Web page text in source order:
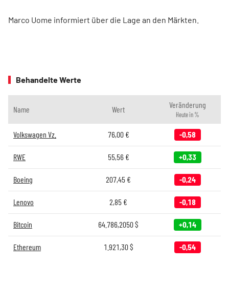
Marco Uome informiert über die Lage an den Märkten.
Behandelte Werte
Name Wert Veränderung
Heute in %
Volkswagen Vz. 76,00€ -0,58
RWE 55,56€ +0,33
Boeing 207,45 € -0,24
Lenovo 2,85 € -0,18
Bitcoin 64.786,2050$ +0,14
Ethereum 1.921,30$ -0,54